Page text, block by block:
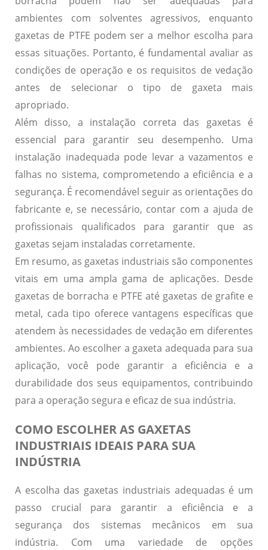
ambientes com solventes agressivos, enquanto
gaxetas de PTFE podem ser a melhor escolha para
essas situações. Portanto, é fundamental avaliar as
condições de operação e os requisitos de vedação
antes de selecionar o tipo de gaxeta mais
apropriado.
Além disso, a instalação correta das gaxetas é
essencial para garantir seu desempenho. Uma
instalação inadequada pode levar a vazamentos e
falhas no sistema, comprometendo a eficiência e a
segurança. É recomendável seguir as orientações do
fabricante e, se necessário, contar com a ajuda de
profissionais qualificados para garantir que as
gaxetas sejam instaladas corretamente.
Em resumo, as gaxetas industriais são componentes
vitais em uma ampla gama de aplicações. Desde
gaxetas de borracha e PTFE até gaxetas de grafite e
metal, cada tipo oferece vantagens específicas que
atendem às necessidades de vedação em diferentes
ambientes. Ao escolher a gaxeta adequada para sua
aplicação, você pode garantir a eficiência e a
durabilidade dos seus equipamentos, contribuindo
para a operação segura e eficaz de sua indústria.
COMO ESCOLHER AS GAXETAS
INDUSTRIAIS IDEAIS PARA SUA
INDÚSTRIA
A escolha das gaxetas industriais adequadas é um
passo crucial para garantir a eficiência e a
segurança dos sistemas mecânicos em sua
indústria. Com uma variedade de opções